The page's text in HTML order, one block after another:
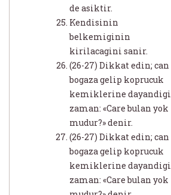
de asiktir.
Kendisinin
belkemiginin
kirilacagini sanir.
(26-27) Dikkat edin; can
bogaza gelip koprucuk
kemiklerine dayandigi
zaman: «Care bulan yok
mudur?» denir.
(26-27) Dikkat edin; can
bogaza gelip koprucuk
kemiklerine dayandigi
zaman: «Care bulan yok